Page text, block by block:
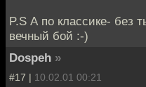
P.S А по классике- без
вечный бой :-)
Dospeh »
#17 | 10.02.01 00:21